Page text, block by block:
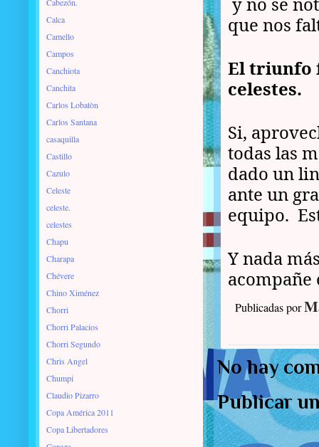
que nos
El triunfo
celestes.
Si,
todas las
dado un
ante un
equipo.
Y nada
Publicadas por
No hay
Publicar
Calca
Camello
Campos
Canchiota
Canchita
Carlos Lobatòn
Carlos Santana
casaquilla
Castillo
Cazulo
Celeste
celeste.
celestes
Chapu
Charapa
Chévere
Chino Ximénez
Chorri
Chorri Palacios
Chorri Segundo
Chris Angel
Chumpi
Claudio Pizarro
Copa América 2011
Copa Libertadores